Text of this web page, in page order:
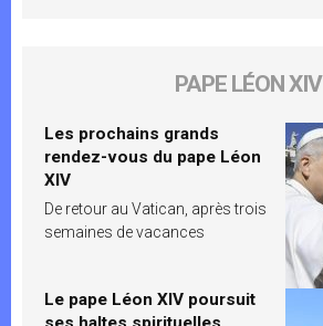
PAPE LÉON XIV
Les prochains grands
rendez-vous du pape Léon
XIV
De retour au Vatican, après trois
semaines de vacances
Le pape Léon XIV poursuit